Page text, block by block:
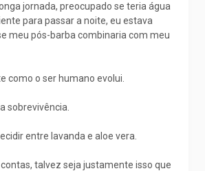
jornada, preocupado se teria água
para passar a noite, eu estava
meu pós-barba combinaria com meu
como o ser humano evolui.
sobrevivência.
entre lavanda e aloe vera.
talvez seja justamente isso que